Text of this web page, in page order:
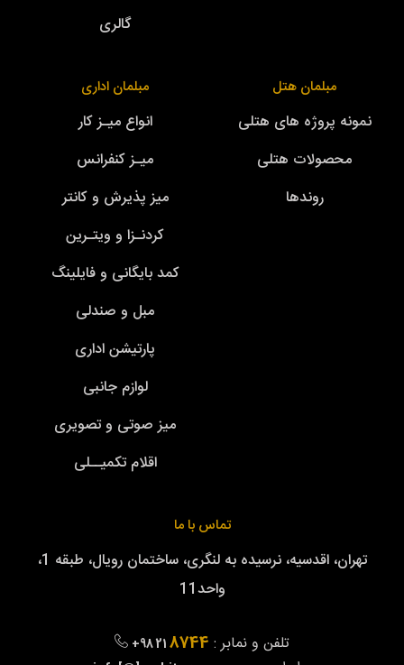
گالری
مبلمان هتل
نمونه پروژه های هتلی
محصولات هتلی
روندها
مبلمان اداری
انواع میـز کار
میـز کنفرانس
میز پذیرش و کانتر
کردنـزا و ویتـرین
کمد بایگانی و فایلینگ
مبل و صندلی
پارتیشن اداری
لوازم جانبی
میز صوتی و تصویری
اقلام تکمیــلی
تماس با ما
تهران، اقدسیه، نرسیده به لنگری، ساختمان رویال، طبقه 1،
واحد11
تلفن و نمابر : +98 218744